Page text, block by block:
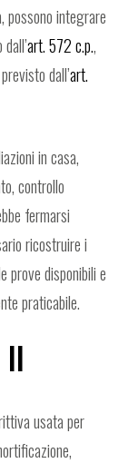
possono integrare
art. 572 c.p.,
dall’art.
in casa,
controllo
fermarsi
ricostruire i
prove disponibili e
praticabile.
Il
usata per